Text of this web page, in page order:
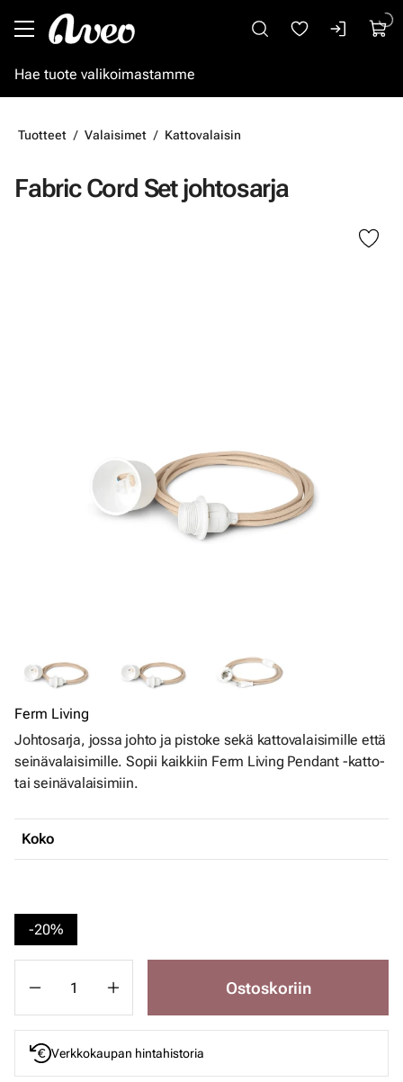
Tuotteet Valaisimet Kattovalaisin
Fabric Cord Set johtosarja
Ferm Living
Johtosarja, jossa johto ja pistoke sekä kattovalaisimille että
seinävalaisimille. Sopii kaikkiin Ferm Living Pendant -katto-
tai seinävalaisimiin.
Koko
-20%
Ostoskoriin
Verkkokaupan hintahistoria